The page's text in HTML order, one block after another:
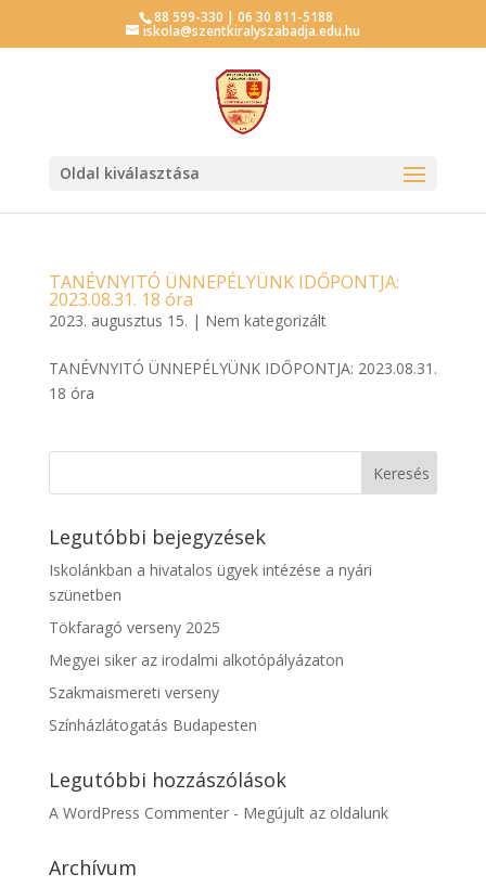
88 599-330 | 06 30 811-5188
iskola@szentkiralyszabadja.edu.hu
Oldal kiválasztása
TANÉVNYITÓ ÜNNEPÉLYÜNK IDŐPONTJA:
2023.08.31. 18 óra
2023. augusztus 15. | Nem kategorizált
TANÉVNYITÓ ÜNNEPÉLYÜNK IDŐPONTJA: 2023.08.31.
18 óra
Legutóbbi bejegyzések
Iskolánkban a hivatalos ügyek intézése a nyári
szünetben
Tökfaragó verseny 2025
Megyei siker az irodalmi alkotópályázaton
Szakmaismereti verseny
Színházlátogatás Budapesten
Legutóbbi hozzászólások
A WordPress Commenter- Megújult az oldalunk
Archívum